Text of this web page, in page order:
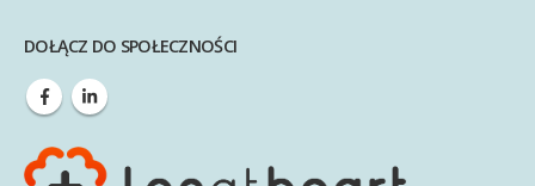
DOŁĄCZ DO SPOŁECZNOŚCI